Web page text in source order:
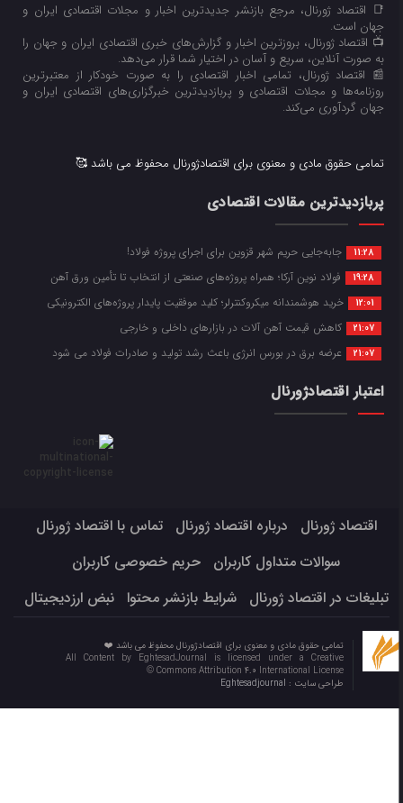
📑 اقتصاد ژورنال، مرجع بازنشر جدیدترین اخبار و مجلات اقتصادی ایران و
جهان است.
📺 اقتصاد ژورنال، بروزترین اخبار و گزارش‌های خبری اقتصادی ایران و جهان را
به صورت آنلاین، سریع و آسان در اختیار شما قرار می‌‌دهد.
📰 اقتصاد ژورنال، تمامی اخبار اقتصادی را به صورت خودکار از معتبرترین
روزنامه‌ها و مجلات اقتصادی و پربازدیدترین خبرگزاری‌های اقتصادی ایران و
جهان گردآوری می‌کند.
تمامی حقوق مادی و معنوی برای اقتصادژورنال محفوظ می باشد 🥰
پربازدیدترین مقالات اقتصادی
11:28 جابه‌جایی حریم شهر قزوین برای اجرای پروژه فولاد!
19:28 فولاد نوین آرکا؛ همراه پروژه‌های صنعتی از انتخاب تا تأمین ورق آهن
12:01 خرید هوشمندانه میکروکنترلر؛ کلید موفقیت پایدار پروژه‌های الکترونیکی
21:07 کاهش قیمت آهن آلات در بازارهای داخلی و خارجی
21:07 عرضه برق در بورس انرژی باعث رشد تولید و صادرات فولاد می شود
اعتبار اقتصادژورنال
اقتصاد ژورنال درباره اقتصاد ژورنال
تماس با اقتصاد ژورنال
سوالات متداول کاربران
حریم خصوصی کاربران
تبلیغات در اقتصاد ژورنال
شرایط بازنشر محتوا نبض ارزدیجیتال
تمامی حقوق مادی و معنوی برای اقتصادژورنال محفوظ می باشد ❤️
All Content by EghtesadJournal is licensed under a Creative
Commons Attribution 4.0 International License ©️
طراحی سایت :